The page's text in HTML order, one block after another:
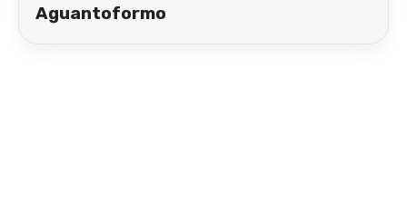
Aguantoformo